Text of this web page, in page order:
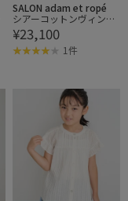
SALON adam et ropé
シアーコットンヴィンテ
ージブラウス
¥23,100
1件